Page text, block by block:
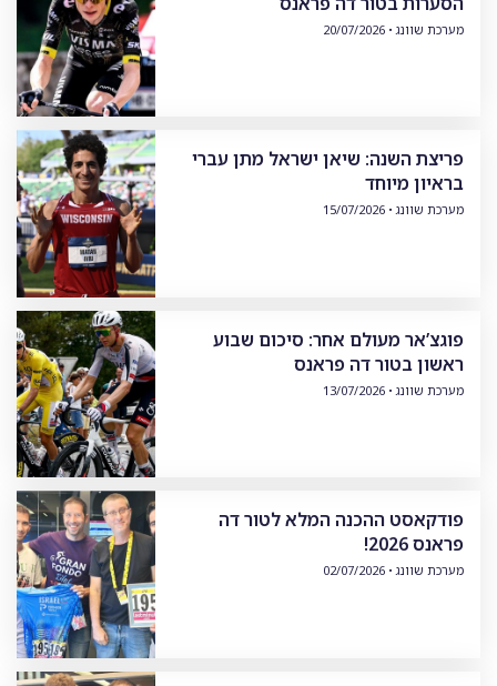
מערכת שוונג
פריצת השנה: שיאן ישראל מתן עברי
בראיון מיוחד
מערכת שוונג
פוגצ’אר מעולם אחר: סיכום שבוע
ראשון בטור דה פראנס
מערכת שוונג
פודקאסט ההכנה המלא לטור דה
פראנס 2026!
מערכת שוונג